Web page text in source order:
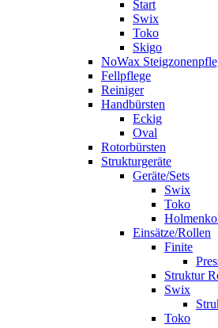
Start
Swix
Toko
Skigo
NoWax
Fellpflege
Reiniger
Handbürsten
Eckig
Oval
Rotorbürsten
Strukturgeräte
Geräte/Sets
Swix
Toko
Einsätze/Rollen
Finite
Struktur
Swix
Toko